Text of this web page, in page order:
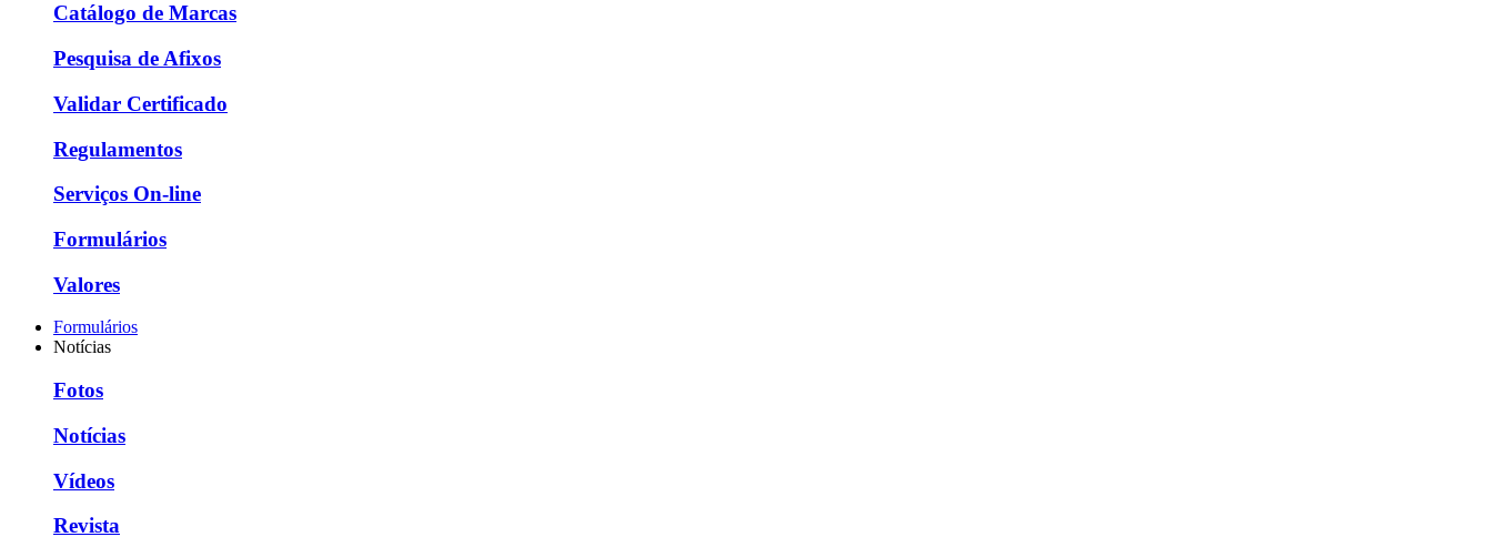
Catálogo de Marcas
Pesquisa de Afixos
Validar Certificado
Regulamentos
Serviços On-line
Formulários
Valores
Formulários
Notícias
Fotos
Notícias
Vídeos
Revista